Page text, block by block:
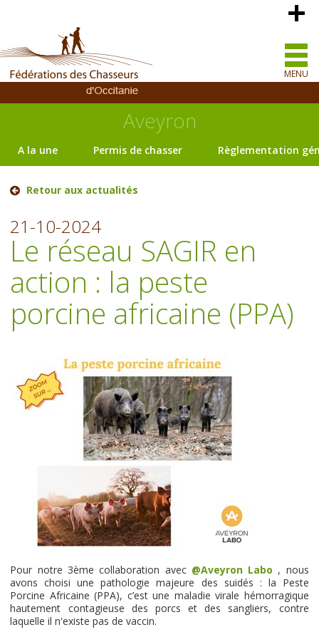
MENU
Aveyron
A la une Permis de chasser Règlementation
Retour aux actualités
21-10-2024
Le réseau SAGIR en
action : la peste
porcine africaine (PPA)
Pour notre 3ème collaboration avec @Aveyron Labo , nous
avons choisi une pathologie majeure des suidés : la Peste
Porcine Africaine (PPA), c’est une maladie virale hémorragique
hautement contagieuse des porcs et des sangliers, contre
laquelle il n'existe pas de vaccin.